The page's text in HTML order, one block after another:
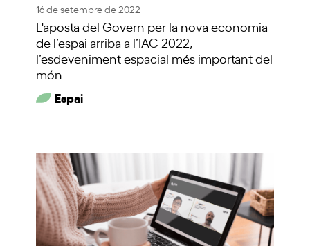
16 de setembre de 2022
L'aposta del Govern per la nova economia
de l’espai arriba a l’IAC 2022,
l’esdeveniment espacial més important del
món.
Espai